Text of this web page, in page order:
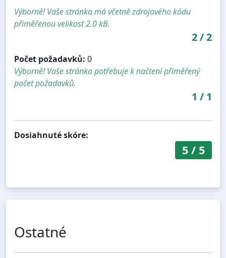
Výborně! Vaše stránka má včetně zdrojového kódu
přiměřenou velikost 2.0 kB.
2/2
Počet požadavků: 0
Výborně! Vaše stránka potřebuje k načtení přiměřený
počet požadavků.
1 / 1
Dosiahnuté skóre:
5/ 5
Ostatné